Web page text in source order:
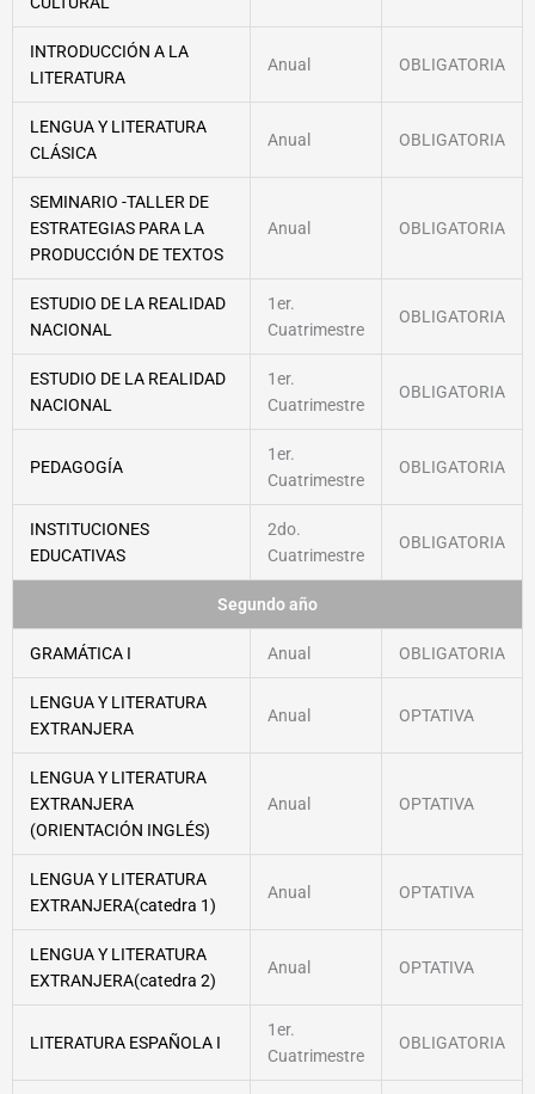
INTRODUCCIÓN A LA
LITERATURA
Anual OBLIGATORIA
LENGUA Y LITERATURA
CLÁSICA
Anual OBLIGATORIA
SEMINARIO -TALLER DE
ESTRATEGIAS PARA LA
PRODUCCIÓN DE TEXTOS
Anual OBLIGATORIA
ESTUDIO DE LA REALIDAD
NACIONAL
1er.
Cuatrimestre
OBLIGATORIA
ESTUDIO DE LA REALIDAD
NACIONAL
1er.
Cuatrimestre
OBLIGATORIA
PEDAGOGÍA
1er.
Cuatrimestre
OBLIGATORIA
INSTITUCIONES
EDUCATIVAS
2do.
Cuatrimestre
OBLIGATORIA
Segundo año
GRAMÁTICA I Anual OBLIGATORIA
LENGUA Y LITERATURA
EXTRANJERA
Anual OPTATIVA
LENGUA Y LITERATURA
EXTRANJERA
(ORIENTACIÓN INGLÉS)
Anual OPTATIVA
LENGUA Y LITERATURA
EXTRANJERA(catedra 1)
Anual OPTATIVA
LENGUA Y LITERATURA
EXTRANJERA(catedra 2)
Anual OPTATIVA
LITERATURA ESPAÑOLA I
1er.
Cuatrimestre
OBLIGATORIA